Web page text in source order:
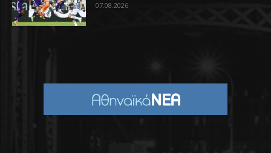
07.08.2026